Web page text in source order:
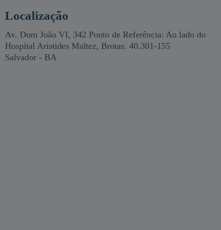
Localização
Av. Dom João VI, 342 Ponto de Referência: Ao lado do
Hospital Aristides Maltez, Brotas. 40.301-155
Salvador - BA